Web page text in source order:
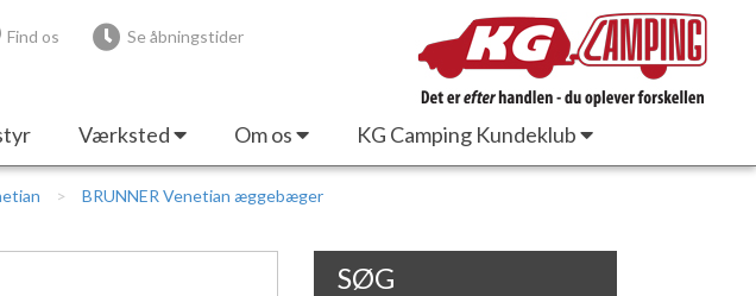
Find os Se åbningstider
Værksted Om os KG Camping Kundeklub
BRUNNER Venetian æggebæger
SØG